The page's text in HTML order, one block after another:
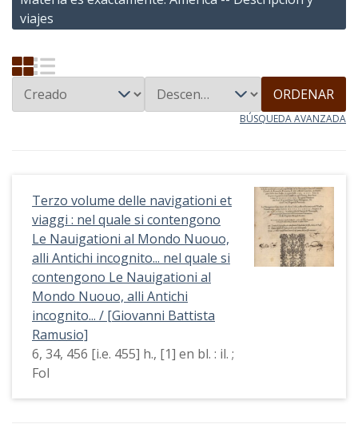
viajes
ORDENAR
BÚSQUEDA AVANZADA
Terzo volume delle navigationi et
viaggi : nel quale si contengono
Le Nauigationi al Mondo Nuouo,
alli Antichi incognito... nel quale si
contengono Le Nauigationi al
Mondo Nuouo, alli Antichi
incognito... / [Giovanni Battista
Ramusio]
6, 34, 456 [i.e. 455] h., [1] en bl. : il. ;
Fol